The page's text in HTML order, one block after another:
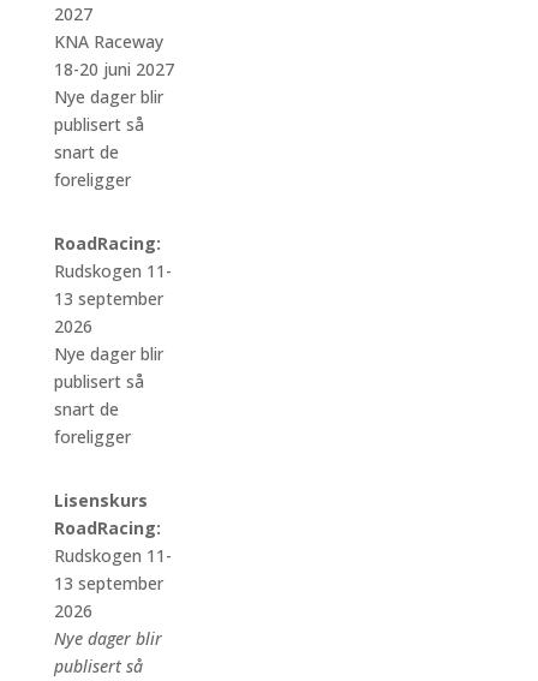
2027
KNA Raceway
18-20 juni 2027
Nye dager blir
publisert så
snart de
foreligger
RoadRacing:
Rudskogen 11-
13 september
2026
Nye dager blir
publisert så
snart de
foreligger
Lisenskurs
RoadRacing:
Rudskogen 11-
13 september
2026
Nye dager blir
publisert så